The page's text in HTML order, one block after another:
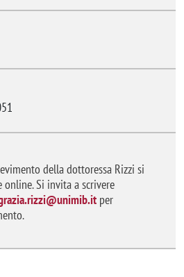
della dottoressa Rizzi si
Si invita a scrivere
per